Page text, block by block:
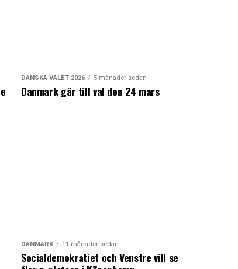
DANSKA VALET 2026 5 månader sedan
Danmark går till val den 24 mars
DANMARK 11 månader sedan
Socialdemokratiet och Venstre vill se